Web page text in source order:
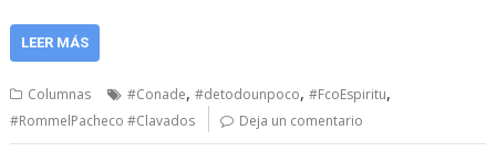
LEER MÁS
Columnas #Conade,#detodounpoco,#FcoEspiritu,
#RommelPacheco #Clavados Deja un comentario